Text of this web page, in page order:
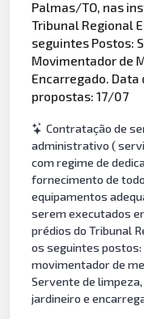
Palmas/TO, nas
Tribunal Regional
seguintes Postos:
Movimentador de
Encarregado.
propostas: 17/07
Contratação de
administrativo (
com regime de
fornecimento de
equipamentos
serem executados
prédios do Tribunal
os seguintes
movimentador de
Servente de
jardineiro e